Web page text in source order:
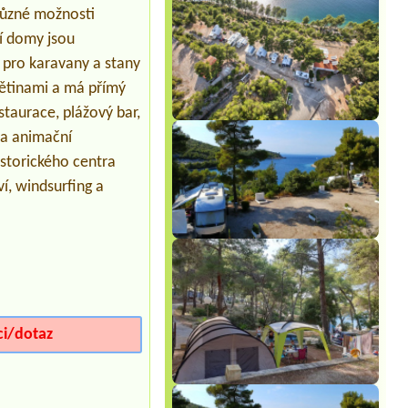
možnosti
domy jsou
karavany a stany
a má přímý
plážový bar,
animační
centra
windsurfing a
dotaz